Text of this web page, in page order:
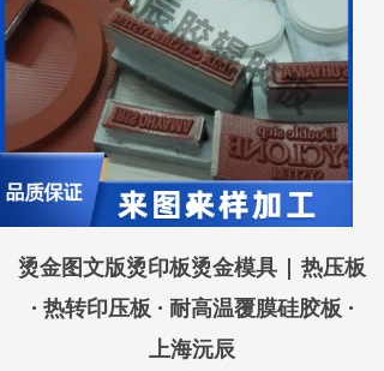
烫金图文版烫印板烫金模具 | 热压板
· 热转印压板 · 耐高温覆膜硅胶板 ·
上海沅辰